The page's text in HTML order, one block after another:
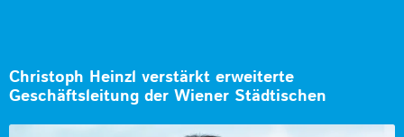
Christoph Heinzl verstärkt erweiterte
Geschäftsleitung der Wiener Städtischen